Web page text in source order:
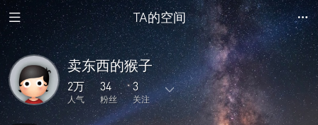
TA的空间
卖东西的猴子
2万
人气
34
粉丝
3
关注